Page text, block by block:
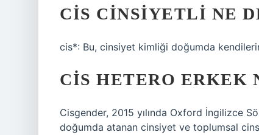
CIS CINSIYETLI NE
cis*: Bu, cinsiyet kimliği doğumda
CIS HETERO ERKEK
Cisgender, 2015 yılında Oxford İngilizce
doğumda atanan cinsiyet ve toplumsal